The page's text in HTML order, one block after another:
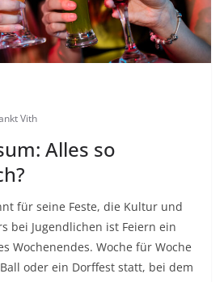
Vith
Alles so
für seine Feste, die Kultur und
bei Jugendlichen ist Feiern ein
Wochenendes. Woche für Woche
oder ein Dorffest statt, bei dem